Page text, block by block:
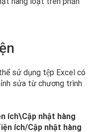
sử dụng tệp Excel có
sửa từ chương trình
ích\Cập nhật hàng
ích/Cập nhật hàng